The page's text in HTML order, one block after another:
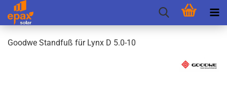
Good­we Stand­fuß für Lynx D 5.0-10